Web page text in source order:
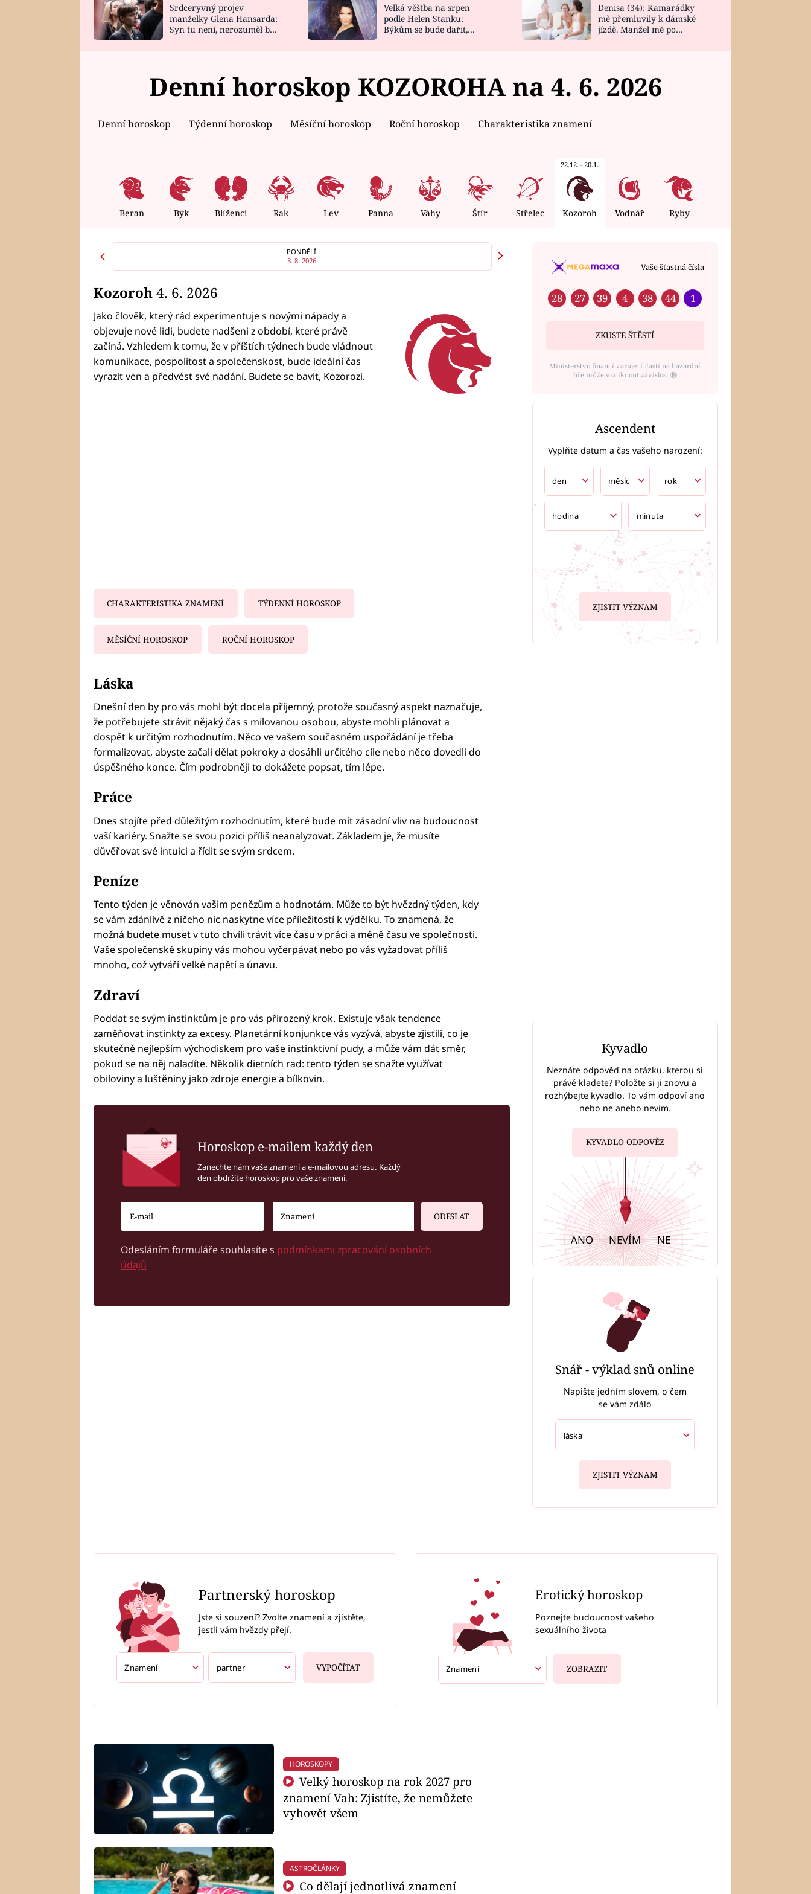
HOROSKOP NA
CELEBRITY
VAŘENÍ
NOVINKY
VIDEORECEPTY
DESIGN
Srdceryvný projev
manželky Glena Hansarda:
Syn tu není, nerozuměl by
Velká věštba na srpen
podle Helen Stanku:
Býkům se bude dařit,
Denisa (34): Kamarádky
mě přemluvily k dámské
jízdě. Manžel mě po
Denní horoskop KOZOROHA na 4. 6. 2026
Denní horoskop Týdenní horoskop Měsíční horoskop Roční horoskop Charakteristika znamení
Beran Býk Blíženci Rak Lev Panna Váhy Štír Střelec
22.12. - 20.1.
Kozoroh Vodnář Ryby
PONDĚLÍ
3. 8. 2026
Kozoroh4. 6. 2026
Jako člověk, který rád experimentuje s novými nápady a
objevuje nové lidi, budete nadšeni z období, které právě
začíná. Vzhledem k tomu, že v příštích týdnech bude vládnout
komunikace, pospolitost a společenskost, bude ideální čas
vyrazit ven a předvést své nadání. Budete se bavit, Kozorozi.
CHARAKTERISTIKA ZNAMENÍ TÝDENNÍ HOROSKOP
MĚSÍČNÍ HOROSKOP ROČNÍ HOROSKOP
Láska
Dnešní den by pro vás mohl být docela příjemný, protože současný aspekt naznačuje,
že potřebujete strávit nějaký čas s milovanou osobou, abyste mohli plánovat a
dospět k určitým rozhodnutím. Něco ve vašem současném uspořádání je třeba
formalizovat, abyste začali dělat pokroky a dosáhli určitého cíle nebo něco dovedli do
úspěšného konce. Čím podrobněji to dokážete popsat, tím lépe.
Práce
Dnes stojíte před důležitým rozhodnutím, které bude mít zásadní vliv na budoucnost
vaší kariéry. Snažte se svou pozici příliš neanalyzovat. Základem je, že musíte
důvěřovat své intuici a řídit se svým srdcem.
Peníze
Tento týden je věnován vašim penězům a hodnotám. Může to být hvězdný týden, kdy
se vám zdánlivě z ničeho nic naskytne více příležitostí k výdělku. To znamená, že
možná budete muset v tuto chvíli trávit více času v práci a méně času ve společnosti.
Vaše společenské skupiny vás mohou vyčerpávat nebo po vás vyžadovat příliš
mnoho, což vytváří velké napětí a únavu.
Zdraví
Poddat se svým instinktům je pro vás přirozený krok. Existuje však tendence
zaměňovat instinkty za excesy. Planetární konjunkce vás vyzývá, abyste zjistili, co je
skutečně nejlepším východiskem pro vaše instinktivní pudy, a může vám dát směr,
pokud se na něj naladíte. Několik dietních rad: tento týden se snažte využívat
obiloviny a luštěniny jako zdroje energie a bílkovin.
Horoskop e-mailem každý den
Zanechte nám vaše znamení a e-mailovou adresu. Každý
den obdržíte horoskop pro vaše znamení.
ODESLAT
Odesláním formuláře souhlasíte s podmínkami zpracování osobních
údajů
Vaše šťastná čísla
28 27 39 4 38 44 1
ZKUSTE ŠTĚSTÍ
Ministerstvo financí varuje: Účastí na hazardní
hře může vzniknout závislost ⑱
Ascendent
Vyplňte datum a čas vašeho narození:
ZJISTIT VÝZNAM
Kyvadlo
Neznáte odpověď na otázku, kterou si
právě kladete? Položte si ji znovu a
rozhýbejte kyvadlo. To vám odpoví ano
nebo ne anebo nevím.
KYVADLO ODPOVĚZ
ANO NEVÍM NE
Snář - výklad snů online
Napište jedním slovem, o čem
se vám zdálo
ZJISTIT VÝZNAM
Partnerský horoskop
Jste si souzení? Zvolte znamení a zjistěte,
jestli vám hvězdy přejí.
VYPOČÍTAT
Erotický horoskop
Poznejte budoucnost vašeho
sexuálního života
ZOBRAZIT
HOROSKOPY
Velký horoskop na rok 2027 pro
znamení Vah: Zjistíte, že nemůžete
vyhovět všem
ASTROČLÁNKY
Co dělají jednotlivá znamení